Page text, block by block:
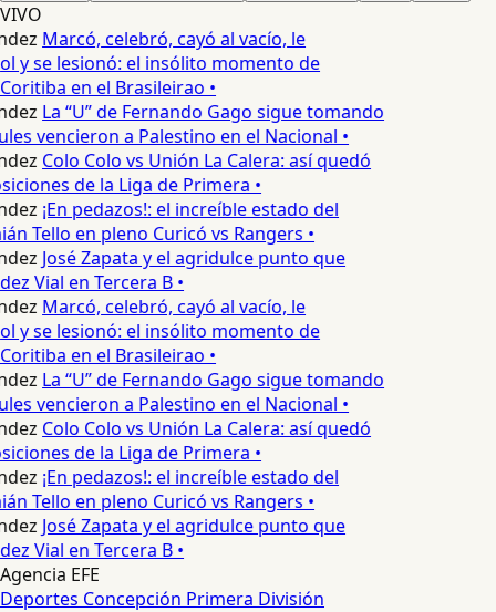
VIVO
Marcó, celebró, cayó al vacío, le
y se lesionó: el insólito momento de
en el Brasileirao •
La “U” de Fernando Gago sigue tomando
vencieron a Palestino en el Nacional •
Colo Colo vs Unión La Calera: así quedó
de la Liga de Primera •
¡En pedazos!: el increíble estado del
Tello en pleno Curicó vs Rangers •
José Zapata y el agridulce punto que
Vial en Tercera B •
Marcó, celebró, cayó al vacío, le
y se lesionó: el insólito momento de
en el Brasileirao •
La “U” de Fernando Gago sigue tomando
vencieron a Palestino en el Nacional •
Colo Colo vs Unión La Calera: así quedó
de la Liga de Primera •
¡En pedazos!: el increíble estado del
Tello en pleno Curicó vs Rangers •
José Zapata y el agridulce punto que
Vial en Tercera B •
Agencia EFE
Deportes Concepción Primera División